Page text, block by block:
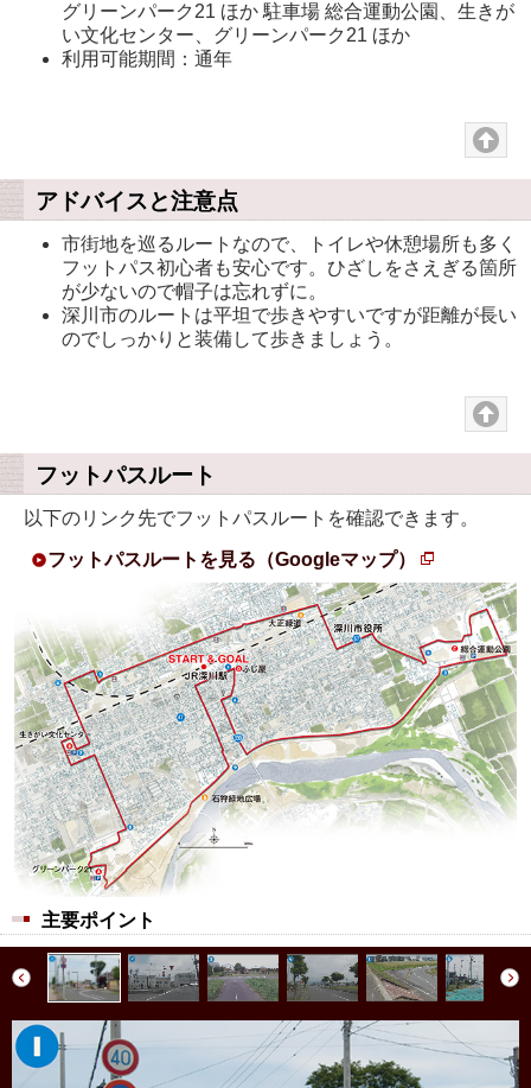
グリーンパーク21 ほか 駐車場 総合運動公園、生きが
い文化センター、グリーンパーク21 ほか
利用可能期間：通年
アドバイスと注意点
市街地を巡るルートなので、トイレや休憩場所も多く
フットパス初心者も安心です。ひざしをさえぎる箇所
が少ないので帽子は忘れずに。
深川市のルートは平坦で歩きやすいですが距離が長い
のでしっかりと装備して歩きましょう。
フットパスルート
以下のリンク先でフットパスルートを確認できます。
フットパスルートを見る（Googleマップ）
新
規
ペ
ー
ジ
で
開
き
主要ポイント